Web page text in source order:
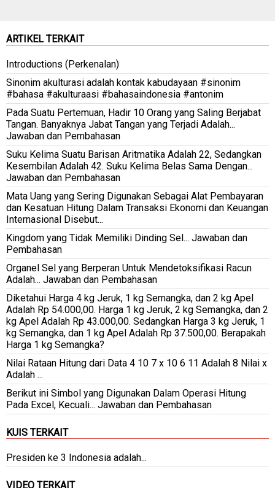
ARTIKEL TERKAIT
Introductions (Perkenalan)
Sinonim akulturasi adalah kontak kabudayaan #sinonim
#bahasa #akulturaasi #bahasaindonesia #antonim
Pada Suatu Pertemuan, Hadir 10 Orang yang Saling Berjabat
Tangan. Banyaknya Jabat Tangan yang Terjadi Adalah...
Jawaban dan Pembahasan
Suku Kelima Suatu Barisan Aritmatika Adalah 22, Sedangkan
Kesembilan Adalah 42. Suku Kelima Belas Sama Dengan...
Jawaban dan Pembahasan
Mata Uang yang Sering Digunakan Sebagai Alat Pembayaran
dan Kesatuan Hitung Dalam Transaksi Ekonomi dan Keuangan
Internasional Disebut...
Kingdom yang Tidak Memiliki Dinding Sel... Jawaban dan
Pembahasan
Organel Sel yang Berperan Untuk Mendetoksifikasi Racun
Adalah... Jawaban dan Pembahasan
Diketahui Harga 4 kg Jeruk, 1 kg Semangka, dan 2 kg Apel
Adalah Rp 54.000,00. Harga 1 kg Jeruk, 2 kg Semangka, dan 2
kg Apel Adalah Rp 43.000,00. Sedangkan Harga 3 kg Jeruk, 1
kg Semangka, dan 1 kg Apel Adalah Rp 37.500,00. Berapakah
Harga 1 kg Semangka?
Nilai Rataan Hitung dari Data 4 10 7 x 10 6 11 Adalah 8 Nilai x
Adalah ...
Berikut ini Simbol yang Digunakan Dalam Operasi Hitung
Pada Excel, Kecuali... Jawaban dan Pembahasan
KUIS TERKAIT
Presiden ke 3 Indonesia adalah...
VIDEO TERKAIT